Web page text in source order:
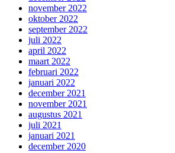
november 2022
oktober 2022
september 2022
juli 2022
april 2022
maart 2022
februari 2022
januari 2022
december 2021
november 2021
augustus 2021
juli 2021
januari 2021
december 2020